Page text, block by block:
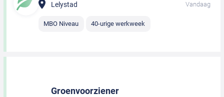
Lelystad Vandaag
MBO Niveau 40-urige werkweek
Groenvoorziener